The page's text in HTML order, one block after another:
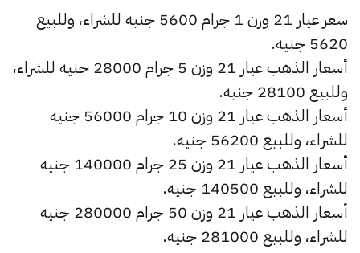
سعر عيار 21 وزن 1 جرام 5600 جنيه للشراء، وللبيع
5620 جنيه.
أسعار الذهب عيار 21 وزن 5 جرام 28000 جنيه للشراء،
وللبيع 28100 جنيه.
أسعار الذهب عيار 21 وزن 10 جرام 56000 جنيه
للشراء، وللبيع 56200 جنيه.
أسعار الذهب عيار 21 وزن 25 جرام 140000 جنيه
للشراء، وللبيع 140500 جنيه.
أسعار الذهب عيار 21 وزن 50 جرام 280000 جنيه
للشراء، وللبيع 281000 جنيه.